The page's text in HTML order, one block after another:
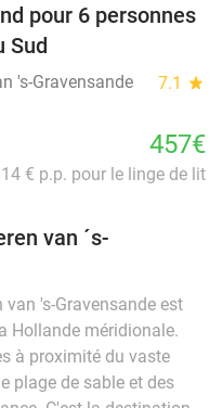
pour 6 personnes
Sud
's-Gravensande 7.1 star
457€
€ p.p. pour le linge de lit
van ´s-
's-Gravensande est
Hollande méridionale.
à proximité du vaste
plage de sable et des